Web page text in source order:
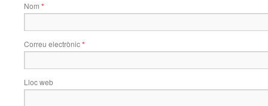
Nom *
Correu electrònic*
Lloc web